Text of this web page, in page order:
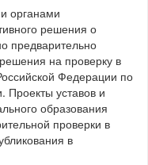
органами
решения о
предварительно
на проверку в
Федерации по
Проекты уставов и
образования
проверки в
в